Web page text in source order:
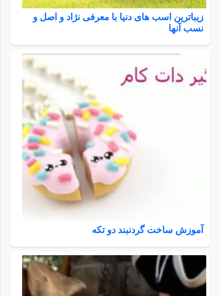
زیباترین اسب های دنیا با معرفی نژاد و اصل و
نسب آنها
آموزش ساخت گردنبند دو تکه